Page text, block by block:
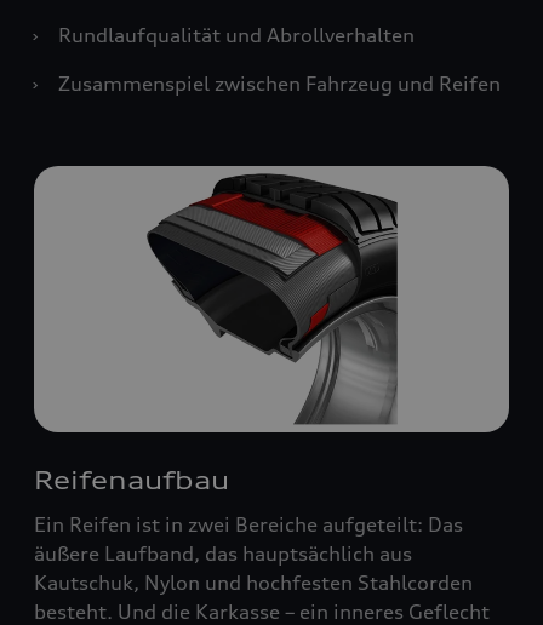
›
Rundlaufqualität und Abrollverhalten
›
Zusammenspiel zwischen Fahrzeug und Reifen
Reifenaufbau
Ein Reifen ist in zwei Bereiche aufgeteilt: Das
äußere Laufband, das hauptsächlich aus
Kautschuk, Nylon und hochfesten Stahlcorden
besteht. Und die Karkasse – ein inneres Geflecht